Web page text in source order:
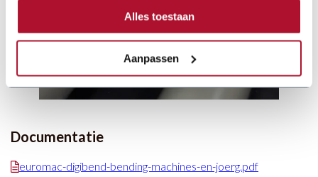
Alles toestaan
Aanpassen
Documentatie
euromac-digibend-bending-machines-en-joerg.pdf